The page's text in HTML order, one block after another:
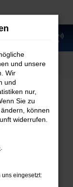
und unsere
Wir
und
nur,
Sie zu
können
widerrufen.
uns eingesetzt: